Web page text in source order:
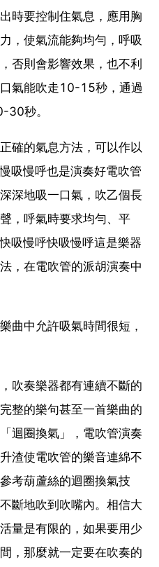
時要控制住氣息，應用胸
，使氣流能夠均勻，呼吸
否則會影響效果，也不利
氣能吹走10-15秒，通過
30秒。
確的氣息方法，可以作以
吸慢呼也是演奏好電吹管
深地吸一口氣，吹乙個長
，呼氣時要求均勻、平
吸慢呼快吸慢呼這是樂器
，在電吹管的派胡演奏中
曲中允許吸氣時間很短，
吹奏樂器都有連續不斷的
整的樂句甚至一首樂曲的
迴圈換氣」，電吹管演奏
渣使電吹管的樂音連綿不
考葫蘆絲的迴圈換氣技
斷地吹到吹嘴內。相信大
量是有限的，如果要用少
，那麼就一定要在吹奏的